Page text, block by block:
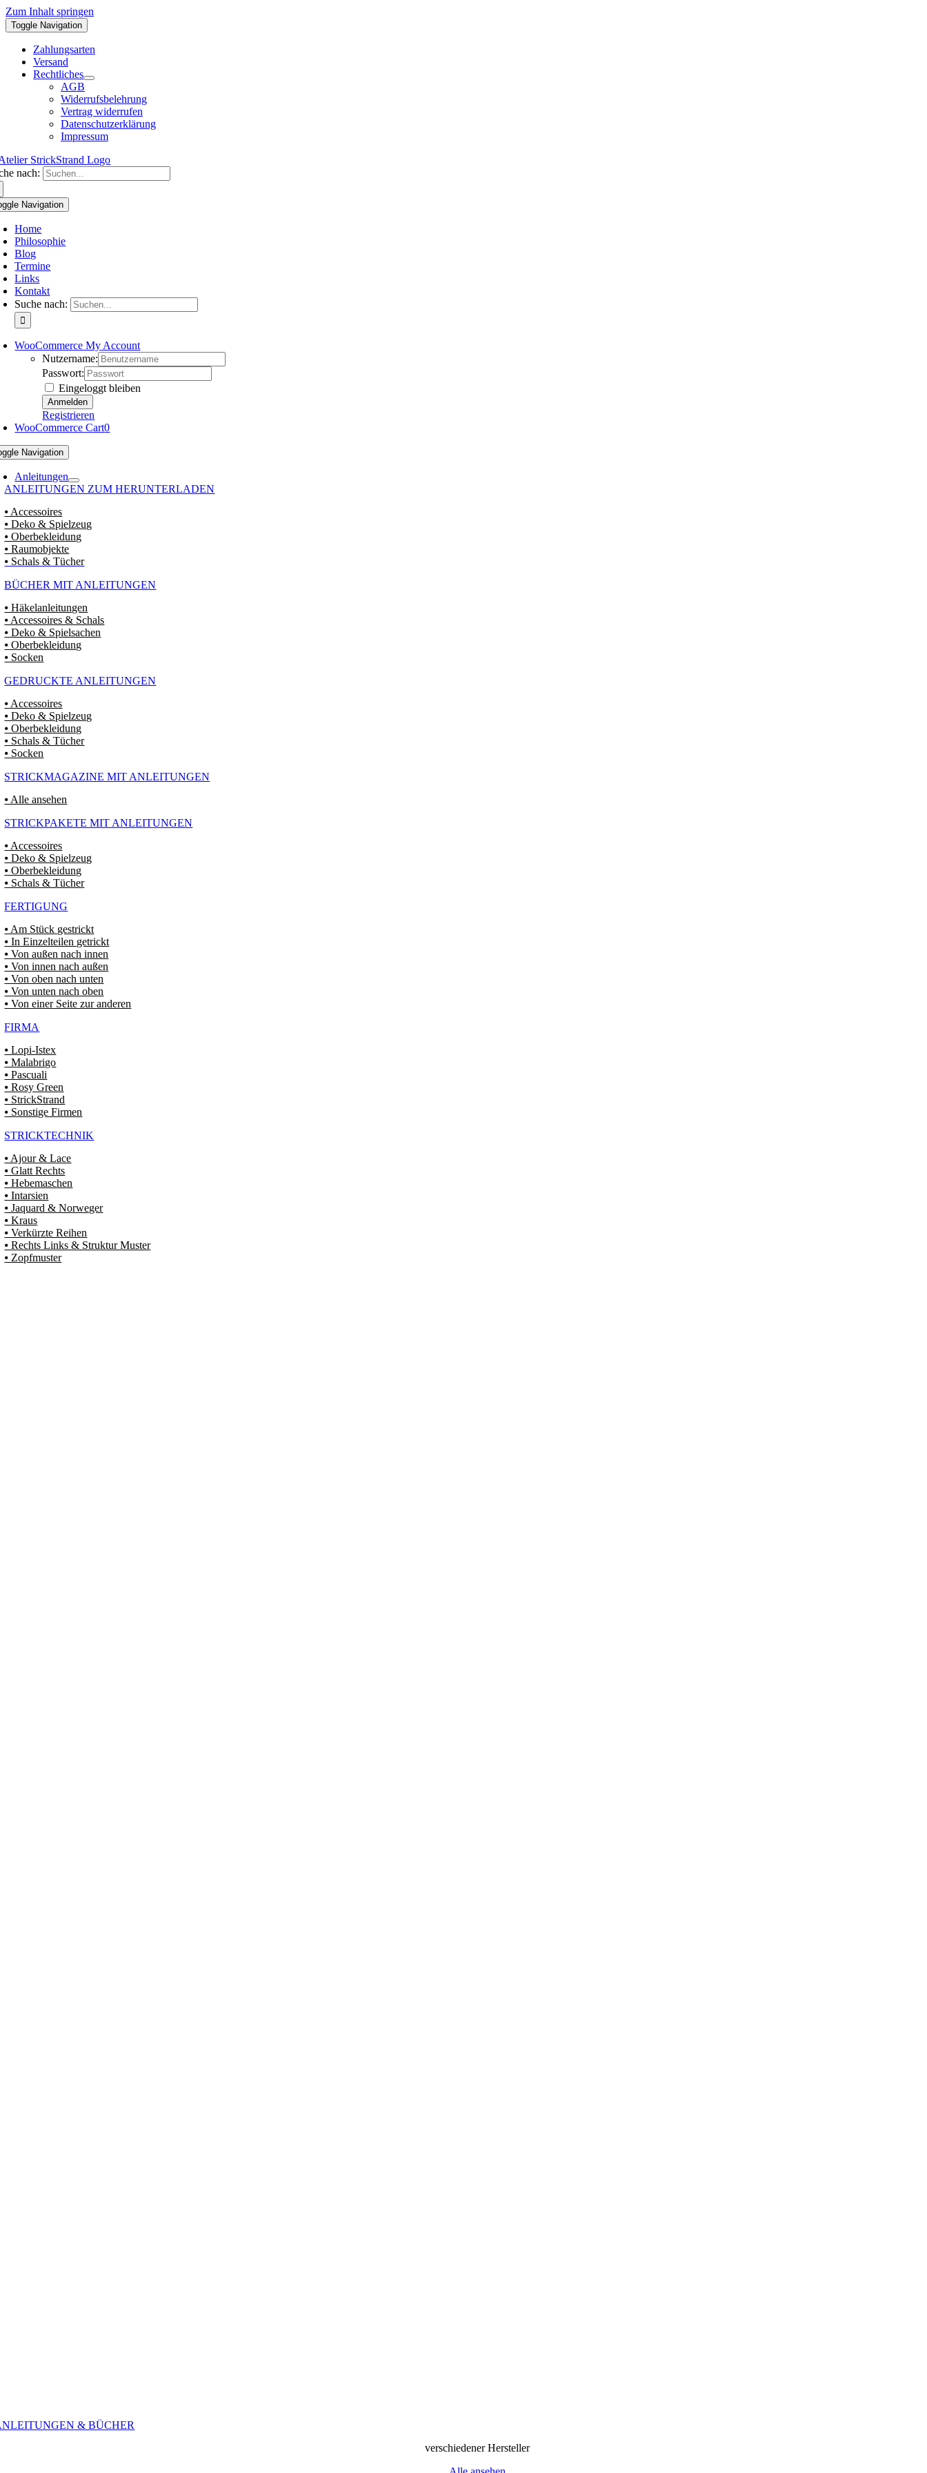
Zum Inhalt springen
Toggle Navigation
Zahlungsarten
Versand
Rechtliches
AGB
Widerrufsbelehrung
Vertrag widerrufen
Datenschutzerklärung
Impressum
nach:
Navigation
Home
Philosophie
Blog
Termine
Links
Kontakt
Suche nach:
WooCommerce My Account
Nutzername:
Passwort:
Eingeloggt bleiben
Registrieren
WooCommerce Cart0
Navigation
Anleitungen
ANLEITUNGEN ZUM HERUNTERLADEN
⦁ Accessoires
⦁ Deko & Spielzeug
⦁ Oberbekleidung
⦁ Raumobjekte
⦁ Schals & Tücher
BÜCHER MIT ANLEITUNGEN
⦁ Häkelanleitungen
⦁ Accessoires & Schals
⦁ Deko & Spielsachen
⦁ Oberbekleidung
⦁ Socken
GEDRUCKTE ANLEITUNGEN
⦁ Accessoires
⦁ Deko & Spielzeug
⦁ Oberbekleidung
⦁ Schals & Tücher
⦁ Socken
STRICKMAGAZINE MIT ANLEITUNGEN
⦁ Alle ansehen
STRICKPAKETE MIT ANLEITUNGEN
⦁ Accessoires
⦁ Deko & Spielzeug
⦁ Oberbekleidung
⦁ Schals & Tücher
FERTIGUNG
⦁ Am Stück gestrickt
⦁ In Einzelteilen getrickt
⦁ Von außen nach innen
⦁ Von innen nach außen
⦁ Von oben nach unten
⦁ Von unten nach oben
⦁ Von einer Seite zur anderen
FIRMA
⦁ Lopi-Istex
⦁ Malabrigo
⦁ Pascuali
⦁ Rosy Green
⦁ StrickStrand
⦁ Sonstige Firmen
STRICKTECHNIK
⦁ Ajour & Lace
⦁ Glatt Rechts
⦁ Hebemaschen
⦁ Intarsien
⦁ Jaquard & Norweger
⦁ Kraus
⦁ Verkürzte Reihen
⦁ Rechts Links & Struktur Muster
⦁ Zopfmuster
& BÜCHER
verschiedener Hersteller